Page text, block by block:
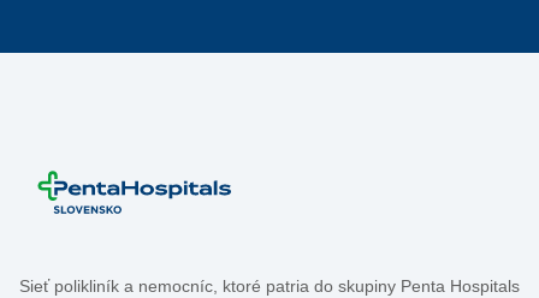
Sieť polikliník a nemocníc, ktoré patria do skupiny Penta Hospitals